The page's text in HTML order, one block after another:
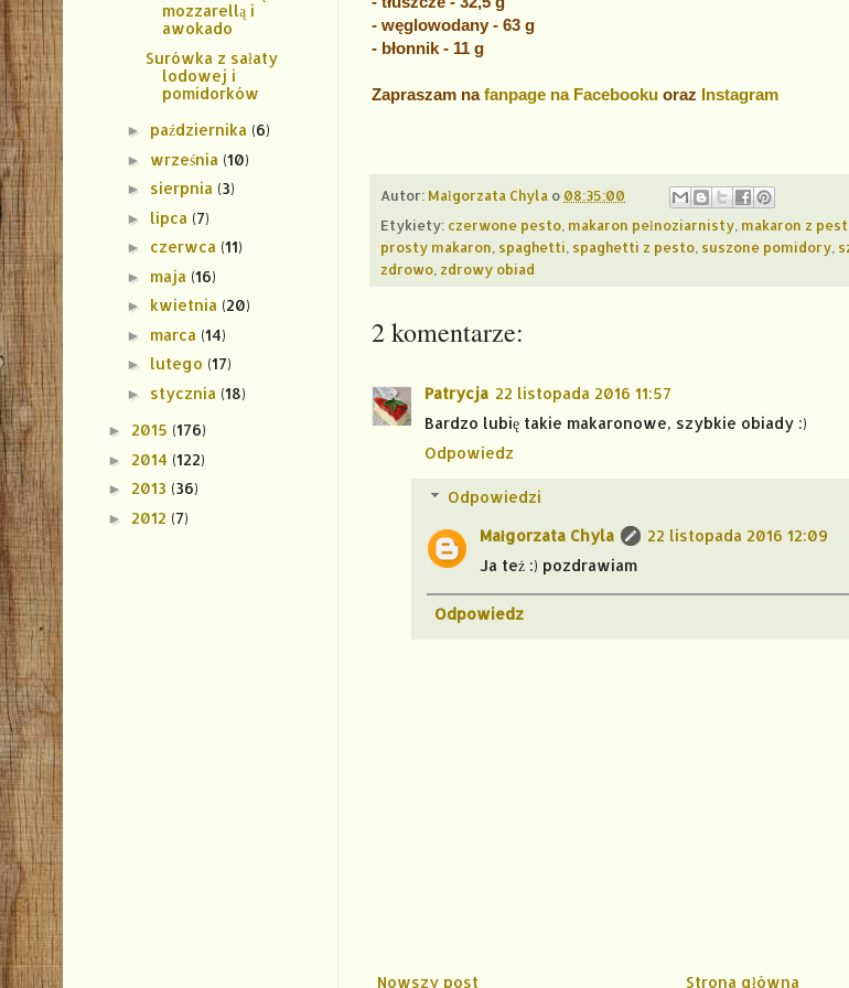
- węglowodany - 63 g
- błonnik - 11 g
Zapraszam nafanpage na Facebooku oraz Instagram
Autor: Małgorzata Chyla o 08:35:00
Etykiety: czerwone pesto makaron pełnoziarnisty makaron z
prosty makaron spaghetti spaghetti z pesto suszone pomidory
zdrowo zdrowy obiad
2 komentarze:
Patrycja 22 listopada 2016 11:57
Bardzo lubię takie makaronowe, szybkie obiady :)
Odpowiedz
Odpowiedzi
Małgorzata Chyla
22 listopada 2016 12:09
Ja też :) pozdrawiam
Odpowiedz
Nowszy post Strona główna
mozzarellą i
awokado
Surówka z sałaty
lodowej i
pomidorków
► października (6)
► września (10)
► sierpnia (3)
► lipca (7)
► czerwca (11)
► maja (16)
► kwietnia (20)
► marca (14)
► lutego (17)
► stycznia (18)
► 2015 (176)
► 2014 (122)
► 2013 (36)
► 2012 (7)